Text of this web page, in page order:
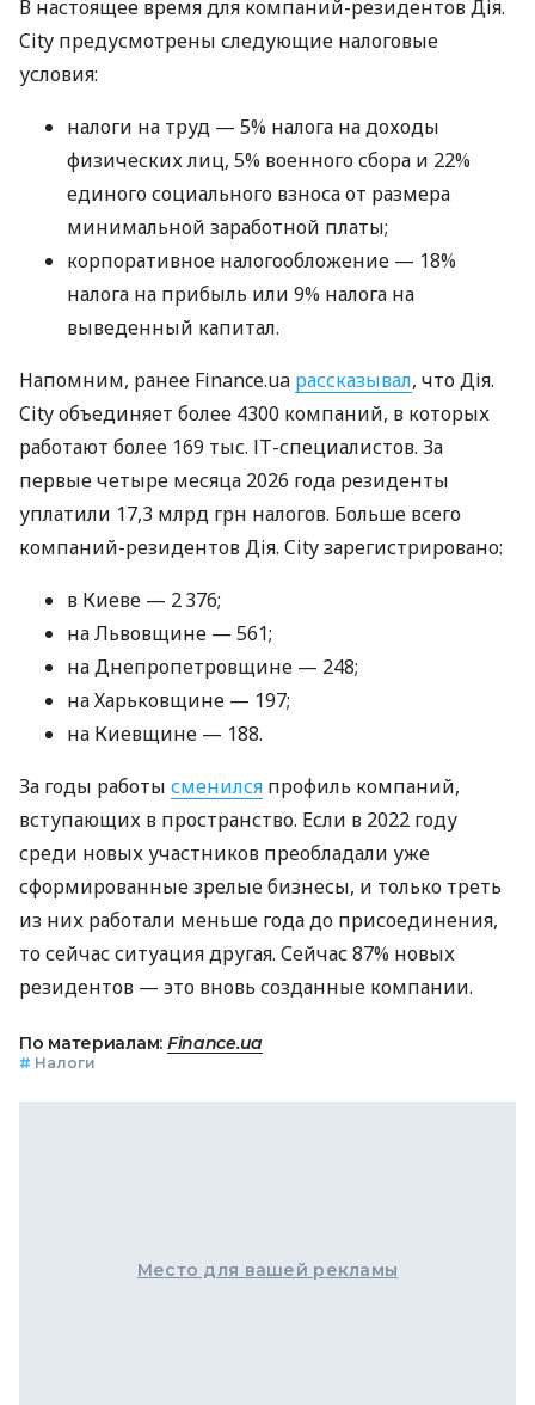
В настоящее время для компаний-резидентов Дія.
City предусмотрены следующие налоговые
условия:
налоги на труд — 5% налога на доходы
физических лиц, 5% военного сбора и 22%
единого социального взноса от размера
минимальной заработной платы;
корпоративное налогообложение — 18%
налога на прибыль или 9% налога на
выведенный капитал.
Напомним, ранее Finance.ua рассказывал, что Дія.
City объединяет более 4300 компаний, в которых
работают более 169 тыс. ІТ-специалистов. За
первые четыре месяца 2026 года резиденты
уплатили 17,3 млрд грн налогов. Больше всего
компаний-резидентов Дія. City зарегистрировано:
в Киеве — 2 376;
на Львовщине — 561;
на Днепропетровщине — 248;
на Харьковщине — 197;
на Киевщине — 188.
За годы работы сменился профиль компаний,
вступающих в пространство. Если в 2022 году
среди новых участников преобладали уже
сформированные зрелые бизнесы, и только треть
из них работали меньше года до присоединения,
то сейчас ситуация другая. Сейчас 87% новых
резидентов — это вновь созданные компании.
По материалам: Finance.ua
# Налоги
Место для вашей рекламы